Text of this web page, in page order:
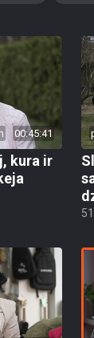
00:45:41
kura ir